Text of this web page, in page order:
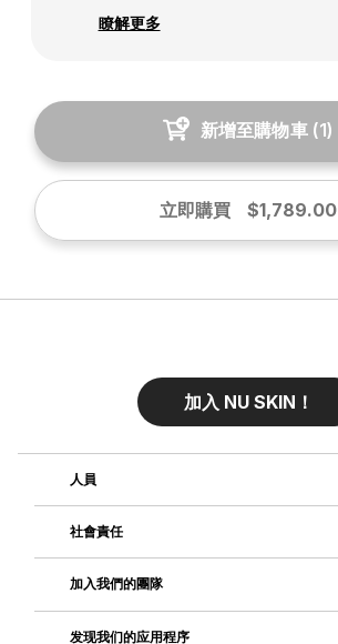
瞭解更多
新增至購物車(1)
立即購買 $1,789.00
加入 NU SKIN！
人員
社會責任
加入我們的團隊
发现我们的应用程序